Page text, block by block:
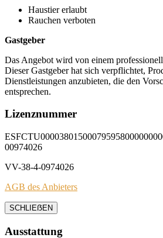
Haustier erlaubt
Rauchen verboten
Gastgeber
Das Angebot wird von einem
Dieser Gastgeber hat sich verpflichtet,
Dienstleistungen anzubieten, die den
entsprechen.
Lizenznummer
00974026
VV-38-4-0974026
AGB des Anbieters
SCHLIEẞEN
Ausstattung